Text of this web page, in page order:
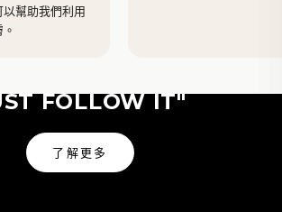
幫助我們利用
FOLLOW IT"
了解更多